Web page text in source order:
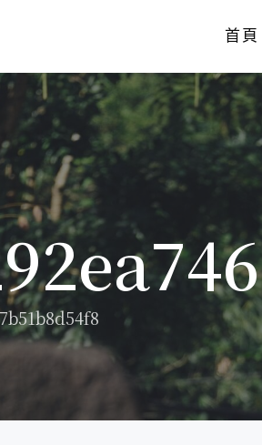
首頁